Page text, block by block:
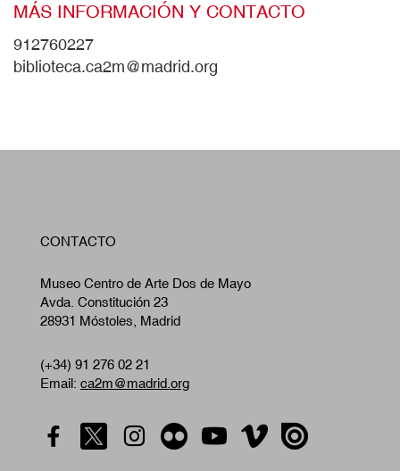
MÁS INFORMACIÓN Y CONTACTO
912760227
biblioteca.ca2m@madrid.org
CONTACTO
Museo Centro de Arte Dos de Mayo
Avda. Constitución 23
28931 Móstoles, Madrid
(+34) 91 276 02 21
Email: ca2m@madrid.org